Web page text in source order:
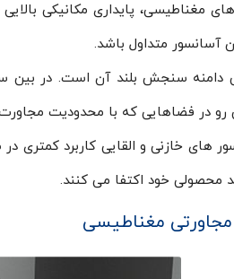
مغناطیسی، پایداری مکانیکی
متداول باشد.
دامنه سنجش بلند آن است. در
رو در فضاهایی که با محدودیت
های خازنی و القایی کاربرد کمتری
خود اکتفا می کنند.
مغناطیسی